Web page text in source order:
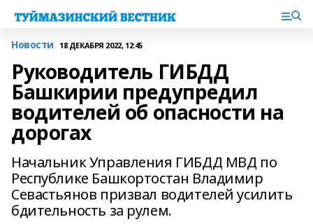
Новости 18 ДЕКАБРЯ 2022, 12:45
Руководитель ГИБДД
Башкирии предупредил
водителей об опасности на
дорогах
Начальник Управления ГИБДД МВД по
Республике Башкортостан Владимир
Севастьянов призвал водителей усилить
бдительность за рулем.